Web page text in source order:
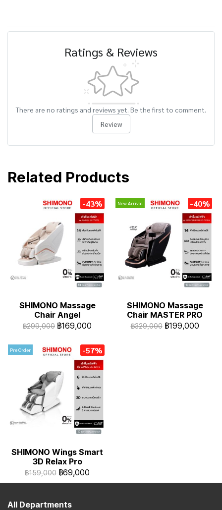
Ratings & Reviews
There are no ratings and reviews yet. Be the first to comment.
Review
Related Products
-43%
SHIMONO Massage
Chair Angel
฿299,000 ฿169,000
New Arrival -40%
SHIMONO Massage
Chair MASTER PRO
฿329,000 ฿199,000
Pre Order -57%
SHIMONO Wings Smart
3D Relax Pro
฿159,000 ฿69,000
All Departments